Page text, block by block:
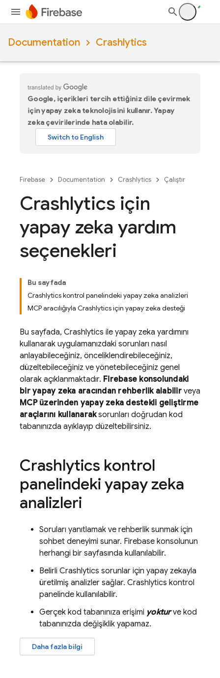
Documentation Crashlytics
Google, içerikleri tercih ettiğiniz dile çevirmek
için yapay zeka teknolojisini kullanır. Yapay
zeka çevirilerinde hata olabilir.
Firebase Documentation Crashlytics Çalıştır
Crashlytics için
yapay zeka yardım
seçenekleri
Bu sayfada
Crashlytics kontrol panelindeki yapay zeka analizleri
MCP aracılığıyla Crashlytics için yapay zeka desteği
Bu sayfada, Crashlytics ile yapay zeka yardımını
kullanarak uygulamanızdaki sorunları nasıl
anlayabileceğiniz, önceliklendirebileceğiniz,
düzeltebileceğiniz ve yönetebileceğiniz genel
olarak açıklanmaktadır. Firebase konsolundaki
bir yapay zeka aracından rehberlik alabilirveya
MCP üzerinden yapay zeka destekli geliştirme
araçlarını kullanaraksorunları doğrudan kod
tabanınızda ayıklayıp düzeltebilirsiniz.
Crashlytics kontrol
panelindeki yapay zeka
analizleri
Soruları yanıtlamak ve rehberlik sunmak için
sohbet deneyimi sunar. Firebase konsolunun
herhangi bir sayfasında kullanılabilir.
Belirli Crashlytics sorunlar için yapay zekayla
üretilmiş analizler sağlar. Crashlytics kontrol
panelinde kullanılabilir.
Gerçek kod tabanınıza erişimi yokturve kod
tabanınızda değişiklik yapamaz.
Daha fazla bilgi